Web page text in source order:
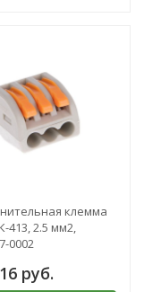
клемма
413, 2.5 мм2,
0002
16 руб.